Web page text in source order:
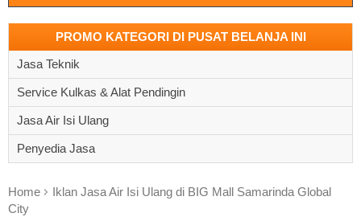
PROMO KATEGORI DI PUSAT BELANJA INI
Jasa Teknik
Service Kulkas & Alat Pendingin
Jasa Air Isi Ulang
Penyedia Jasa
Home
Iklan Jasa Air Isi Ulang di BIG Mall Samarinda Global
City